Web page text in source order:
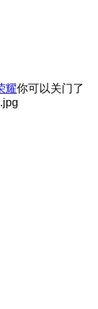
耀你可以关门了